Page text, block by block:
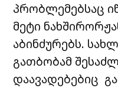
პრობლემებსაც
მეტი
აბინძურებს.
გათბობამ
დაავადებებიც